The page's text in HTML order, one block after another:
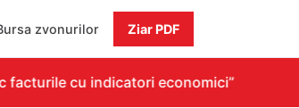
zvonurilor Ziar PDF
cu indicatori economici”